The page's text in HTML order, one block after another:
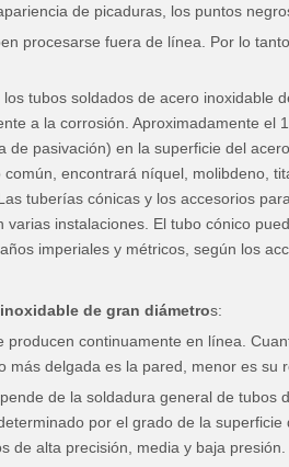
de picaduras, los puntos
procesarse fuera de línea. Por lo
tubos soldados de acero
a la corrosión. Aproximadamente
de pasivación) en la superficie del
encontrará níquel, molibdeno,
tuberías cónicas y los accesorios
instalaciones. El tubo cónico
imperiales y métricos, según los
de gran diámetros:
producen continuamente en línea.
más delgada es la pared, menor es su
de la soldadura general de
por el grado de la
de alta precisión, media y baja presión.